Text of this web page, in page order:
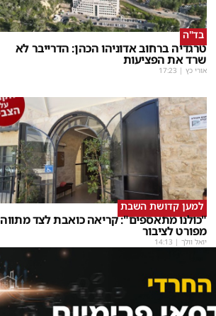
בד"ה
טרגדיה ברחוב אדוניהו הכהן: הדרייבר לא
שרד את הפציעות
אורי כץ |
17:23
למען קדושת השבת
"כולנו מתאספים": קריאה כואבת לצד מתווה
מפורט לציבור
יואל וולך |
14:13